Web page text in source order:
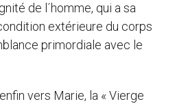
de l´homme, qui a sa
extérieure du corps
primordiale avec le
vers Marie, la « Vierge